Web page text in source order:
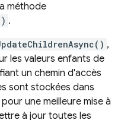
méthode
.
,
les valeurs enfants de
un chemin d'accès
sont stockées dans
une meilleure mise à
à jour toutes les